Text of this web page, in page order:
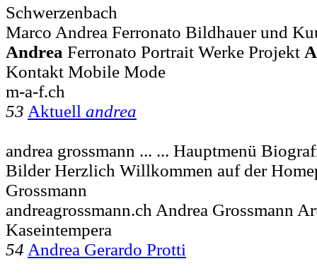
Schwerzenbach
Marco Andrea Ferronato Bildhauer und
Andrea Ferronato Portrait Werke Projekt
Kontakt Mobile Mode
m-a-f.ch
53 Aktuell andrea
andrea grossmann ... ... Hauptmenü
Bilder Herzlich Willkommen auf der
Grossmann
andreagrossmann.ch Andrea Grossmann
Kaseintempera
54 Andrea Gerardo Protti